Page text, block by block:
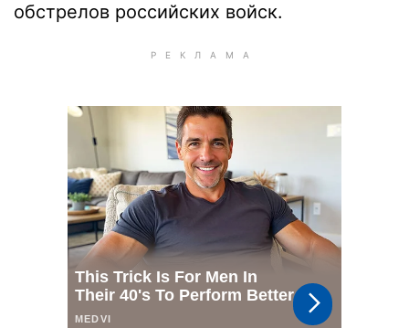
обстрелов российских войск.